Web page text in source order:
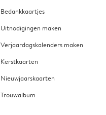
Bedankkaartjes
Uitnodigingen maken
Verjaardagskalenders maken
Kerstkaarten
Nieuwjaarskaarten
Trouwalbum